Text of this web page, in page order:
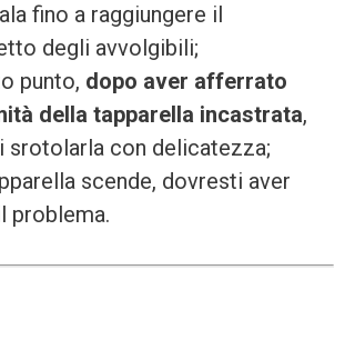
fino a raggiungere il
degli avvolgibili;
punto, dopo aver afferrato
della tapparella incastrata,
srotolarla con delicatezza;
scende, dovresti aver
problema.